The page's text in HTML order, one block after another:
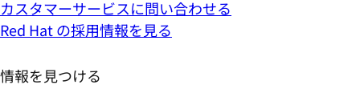
カスタマーサービスに問い合わせる
Red Hat の採用情報を見る
情報を見つける